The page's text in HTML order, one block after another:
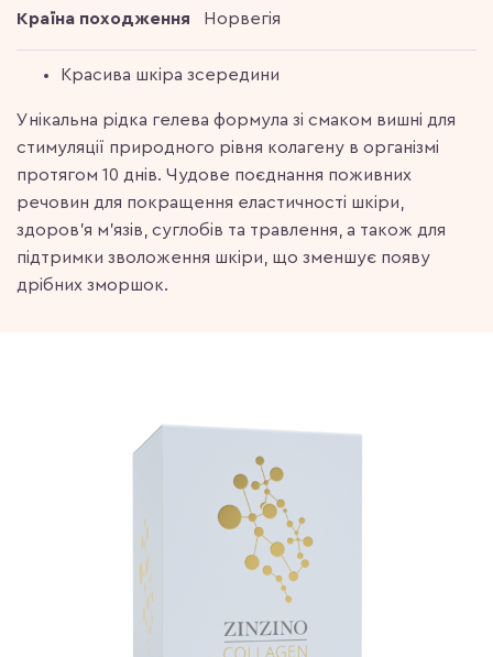
Країна походження Норвегія
Красива шкіра зсередини
Унікальна рідка гелева формула зі смаком вишні для
стимуляції природного рівня колагену в організмі
протягом 10 днів. Чудове поєднання поживних
речовин для покращення еластичності шкіри,
здоров'я м'язів, суглобів та травлення, а також для
підтримки зволоження шкіри, що зменшує появу
дрібних зморшок.